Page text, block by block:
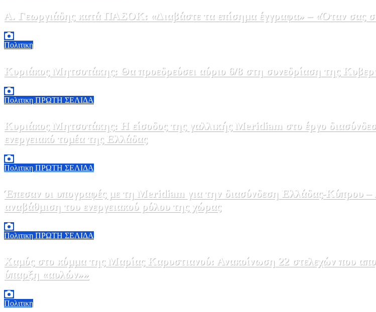
Α. Γεωργιάδης κατά ΠΑΣΟΚ: «Διαβάστε τα επίσημα έγγραφα» – «Όταν σας
Πολιτικη
Κυριάκος Μητσοτάκης: Θα προεδρεύσει αύριο 6/8 στη συνεδρίαση της
Πολιτικη ΠΡΩΤΗ ΣΕΛΙΔΑ
Κυριάκος Μητσοτάκης: Η είσοδος της γαλλικής Meridiam στο έργο
ενεργειακό τομέα της Ελλάδας
Πολιτικη ΠΡΩΤΗ ΣΕΛΙΔΑ
Έπεσαν οι υπογραφές με τη Meridiam για την διασύνδεση Ελλάδας-Κύπρου
αναβάθμιση του ενεργειακού ρόλου της χώρας
Πολιτικη ΠΡΩΤΗ ΣΕΛΙΔΑ
Χαμός στο κόμμα της Μαρίας Καρυστιανού: Ανακοίνωση 22 στελεχών που
ύπαρξη «αυλών»»
Πολιτικη